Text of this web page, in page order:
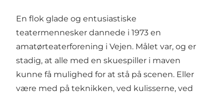
En flok glade og entusiastiske
teatermennesker dannede i 1973 en
amatørteaterforening i Vejen. Målet var, og er
stadig, at alle med en skuespiller i maven
kunne få mulighed for at stå på scenen. Eller
være med på teknikken, ved kulisserne, ved